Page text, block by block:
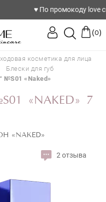
♥️ По промокоду love
(0)
косметика для лица
Блески для губ
№S01 «Naked»
«NAKED» 7
«NAKED»
2 отзыва